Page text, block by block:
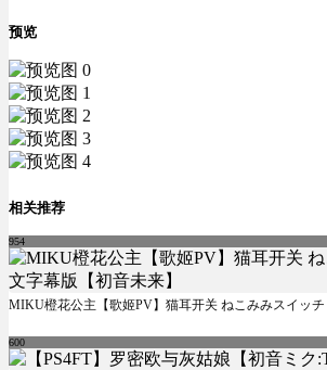
预览
相关推荐
954
MIKU橙花公主【歌姬PV】猫耳开关 ねこみみスイッチ
600